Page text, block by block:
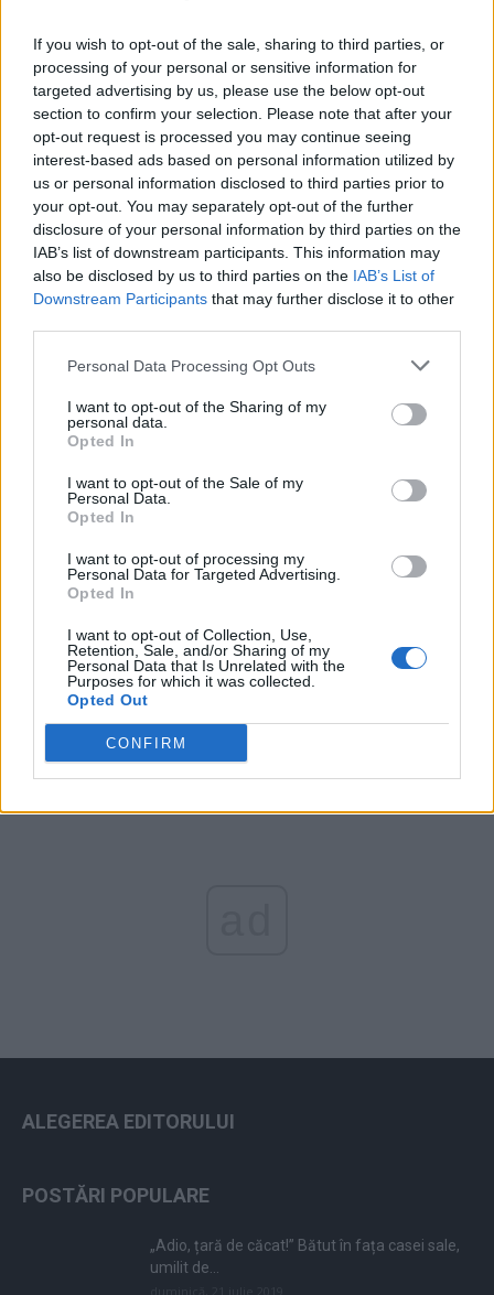
If you wish to opt-out of the sale, sharing to third parties, or
processing of your personal or sensitive information for
targeted advertising by us, please use the below opt-out
section to confirm your selection. Please note that after your
opt-out request is processed you may continue seeing
interest-based ads based on personal information utilized by
us or personal information disclosed to third parties prior to
your opt-out. You may separately opt-out of the further
disclosure of your personal information by third parties on the
IAB’s list of downstream participants. This information may
also be disclosed by us to third parties on the IAB’s List of
Downstream Participants that may further disclose it to other
Personal Data Processing Opt Outs
I want to opt-out of the Sharing of my
personal data.
Opted In
I want to opt-out of the Sale of my
Personal Data.
Opted In
I want to opt-out of processing my
Personal Data for Targeted Advertising.
Opted In
I want to opt-out of Collection, Use,
Retention, Sale, and/or Sharing of my
Personal Data that Is Unrelated with the
Purposes for which it was collected.
Opted Out
CONFIRM
Forța Dreptei (L. Orban)
PNȚMM
REPER
SENS
SOS (Șoșoacă)
POT (Gavrilă)
PACE (Peia)
Acțiunea Conservatoare (Târziu)
PNȚCD (Pavelescu)
PNCR (Terheș)
Partidul Patrioților (Surugiu)
FAR (Coarnă)
România pe Primul Loc (Ponta)
Arată rezultatele
Arhiva sondajelor
ALEGEREA EDITORULUI
POSTĂRI POPULARE
„Adio, țară de căcat!” Bătut în fața casei sale,
umilit de...